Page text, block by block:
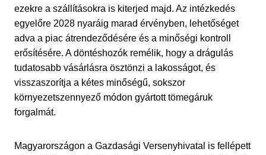
ezekre a szállításokra is kiterjed majd. Az intézkedés
egyelőre 2028 nyaráig marad érvényben, lehetőséget
adva a piac átrendeződésére és a minőségi kontroll
erősítésére. A döntéshozók remélik, hogy a drágulás
tudatosabb vásárlásra ösztönzi a lakosságot, és
visszaszorítja a kétes minőségű, sokszor
környezetszennyező módon gyártott tömegáruk
forgalmát.
Magyarországon a Gazdasági Versenyhivatal is fellépett